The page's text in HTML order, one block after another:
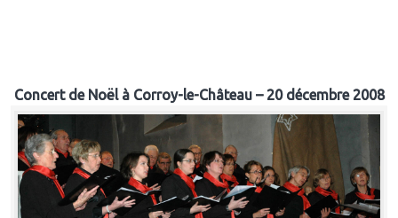
Concert de Noël à Corroy-le-Château – 20 décembre 2008